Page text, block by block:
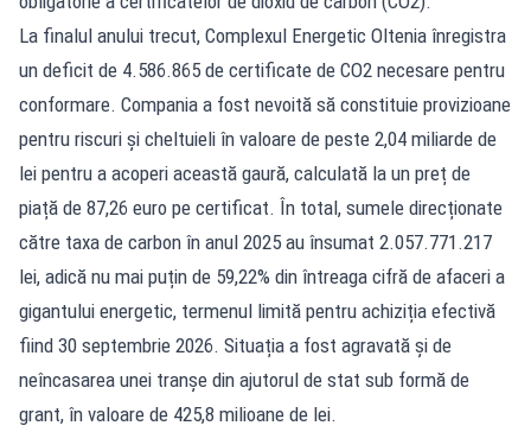
La finalul anului trecut, Complexul Energetic Oltenia înregistra
un deficit de 4.586.865 de certificate de CO2 necesare pentru
conformare. Compania a fost nevoită să constituie provizioane
pentru riscuri și cheltuieli în valoare de peste 2,04 miliarde de
lei pentru a acoperi această gaură, calculată la un preț de
piață de 87,26 euro pe certificat. În total, sumele direcționate
către taxa de carbon în anul 2025 au însumat 2.057.771.217
lei, adică nu mai puțin de 59,22% din întreaga cifră de afaceri a
gigantului energetic, termenul limită pentru achiziția efectivă
fiind 30 septembrie 2026. Situația a fost agravată și de
neîncasarea unei tranșe din ajutorul de stat sub formă de
grant, în valoare de 425,8 milioane de lei.